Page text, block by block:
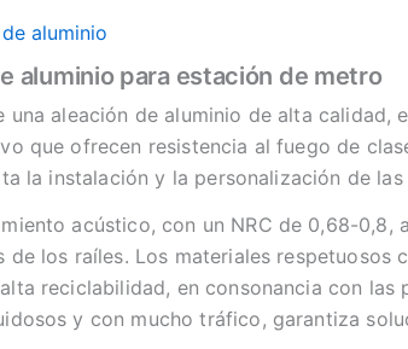
aluminio
aluminio para estación de metro
una aleación de aluminio de alta calidad,
que ofrecen resistencia al fuego de
la instalación y la personalización de
acústico, con un NRC de 0,68-
de los raíles. Los materiales respetuosos
reciclabilidad, en consonancia con
y con mucho tráfico, garantiza